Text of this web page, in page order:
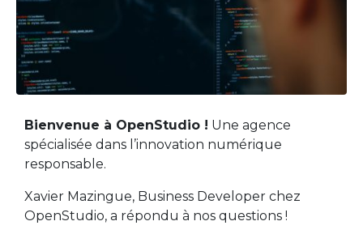
Bienvenue à OpenStudio ! Une agence
spécialisée dans l’innovation numérique
responsable.
Xavier Mazingue, Business Developer chez
OpenStudio, a répondu à nos questions !